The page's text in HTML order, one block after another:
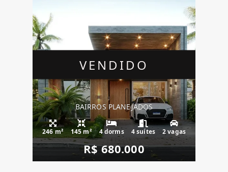
VENDIDO
BAIRROS PLANEJADOS
246 m² 145 m² 4 dorms 4 suítes 2 vagas
R$ 680.000